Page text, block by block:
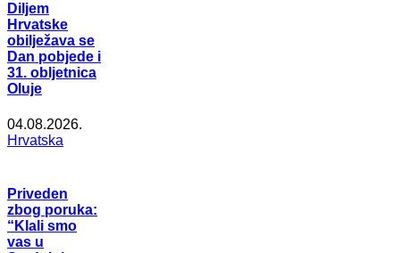
Diljem
Hrvatske
obilježava se
Dan pobjede i
31. obljetnica
Oluje
04.08.2026.
Hrvatska
Priveden
zbog poruka:
“Klali smo
vas u